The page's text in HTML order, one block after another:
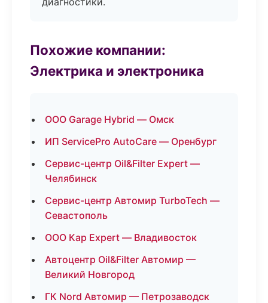
Похожие компании:
Электрика и электроника
ООО Garage Hybrid — Омск
ИП ServicePro AutoCare — Оренбург
Сервис-центр Oil&Filter Expert —
Челябинск
Сервис-центр Автомир TurboTech —
Севастополь
ООО Кар Expert — Владивосток
Автоцентр Oil&Filter Автомир —
Великий Новгород
ГК Nord Автомир — Петрозаводск